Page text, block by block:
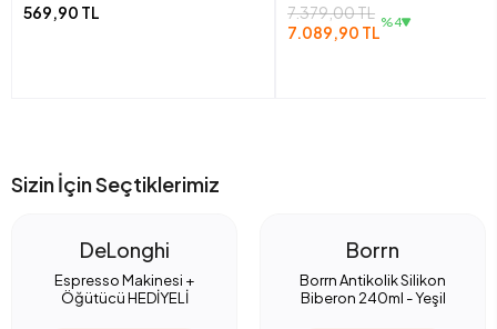
569,90 TL
7.379,00 TL
7.089,90 TL %4
Sizin İçin Seçtiklerimiz
DeLonghi
Espresso Makinesi +
Öğütücü HEDİYELİ
Borrn
Borrn Antikolik Silikon
Biberon 240ml - Yeşil